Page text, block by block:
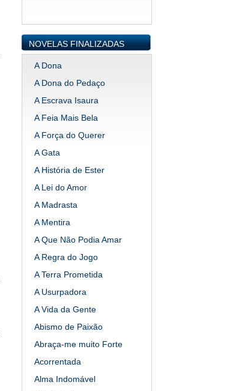
NOVELAS FINALIZADAS
A Dona
A Dona do Pedaço
A Escrava Isaura
A Feia Mais Bela
A Força do Querer
A Gata
A História de Ester
A Lei do Amor
A Madrasta
A Mentira
A Que Não Podia Amar
A Regra do Jogo
A Terra Prometida
A Usurpadora
A Vida da Gente
Abismo de Paixão
Abraça-me muito Forte
Acorrentada
Alma Indomável